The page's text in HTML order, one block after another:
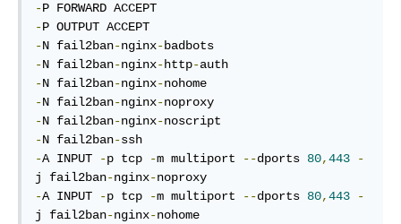
-
-
-N fail2ban-nginx-
-N fail2ban-nginx-http-
-N fail2ban-nginx-
-N fail2ban-nginx-
-N fail2ban-nginx-
-N fail2ban-
-A INPUT -p tcp -m multiport --dports 80,443
-
j fail2ban-nginx-
-A INPUT -p tcp -m multiport --dports 80,443
-
j fail2ban-nginx-